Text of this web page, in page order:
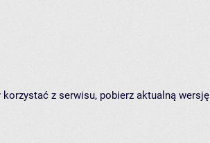
z serwisu, pobierz aktualną wersję